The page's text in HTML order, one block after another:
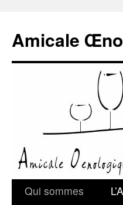
Amicale
Qui sommes